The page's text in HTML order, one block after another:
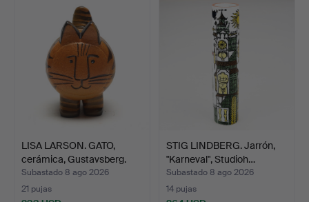
LISA LARSON. GATO,
cerámica, Gustavsberg.
Subastado 8 ago 2026
21 pujas
STIG LINDBERG. Jarrón,
"Karneval", Studioh…
Subastado 8 ago 2026
14 pujas